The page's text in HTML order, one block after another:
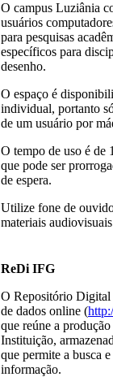
O campus Luziânia
usuários
para pesquisas
específicos para
desenho.
O espaço é
individual, portanto
de um usuário por
O tempo de uso é de
que pode ser
de espera.
Utilize fone de
materiais
ReDi IFG
O Repositório
de dados online (
que reúne a
Instituição,
que permite a busca
informação.